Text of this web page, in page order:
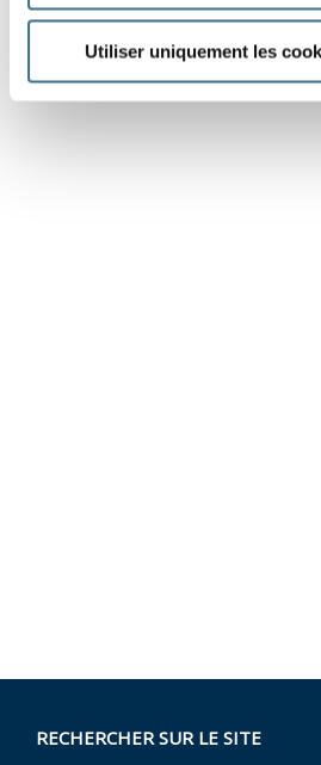
Utiliser uniquement les
RECHERCHER SUR LE SITE